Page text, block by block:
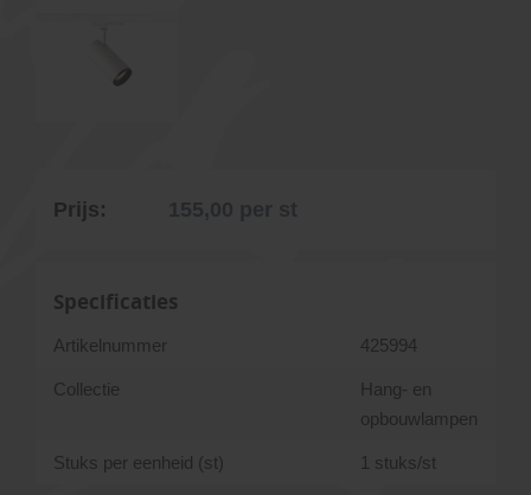
Prijs:
Specificaties
Artikelnummer 425994
Collectie
Hang- en
opbouwlampen
Stuks per eenheid (st) 1 stuks/st